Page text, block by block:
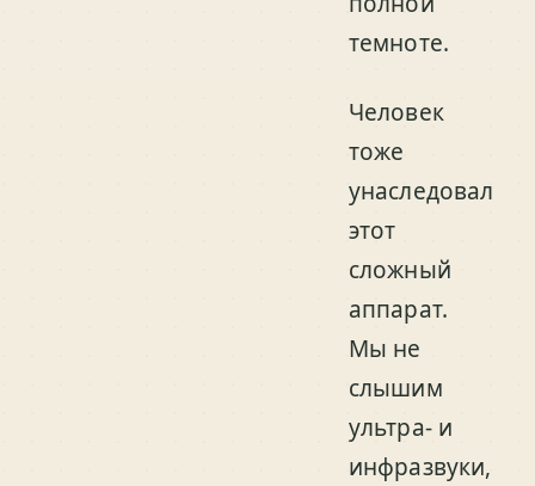
темноте.
Человек
тоже
унаследовал
этот
сложный
аппарат.
Мы не
слышим
ультра- и
инфразвуки,